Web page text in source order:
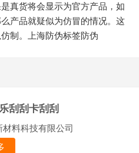
真货将会显示为官方产品，如
产品就疑似为仿冒的情况。这
制。上海防伪标签防伪
刮刮卡刮刮
材料科技有限公司